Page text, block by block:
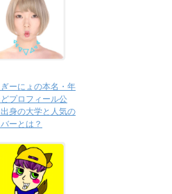
ーにょの本名・年
プロフィール公
身の大学と人気の
ーとは？